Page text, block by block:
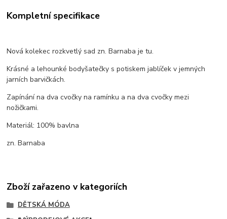
Kompletní specifikace
Nová kolekec rozkvetlý sad zn. Barnaba je tu.
Krásné a lehounké bodyšatečky s potiskem jablíček v jemných
jarních barvičkách.
Zapínání na dva cvočky na ramínku a na dva cvočky mezi
nožičkami.
Materiál: 100% bavlna
zn. Barnaba
Zboží zařazeno v kategoriích
DĚTSKÁ MÓDA